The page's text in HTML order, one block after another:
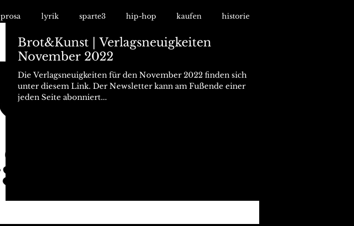
prosa lyrik sparte3 hip-hop kaufen historie
Brot&Kunst | Verlagsneuigkeiten
November 2022
Die Verlagsneuigkeiten für den November 2022 finden sich
unter diesem Link. Der Newsletter kann am Fußende einer
jeden Seite abonniert...